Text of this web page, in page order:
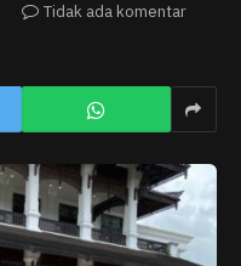
Tidak ada komentar